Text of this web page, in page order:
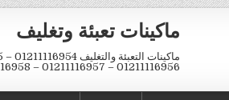
ماكينات تعبئة وتغليف
01211116956 – 01211116957 – 01211116958